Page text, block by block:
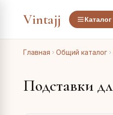
Vintajj Каталог
Главная Общий каталог
Подставки